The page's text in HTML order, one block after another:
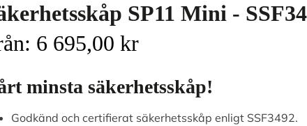
SP11 Mini -
6 695,00 kr
minsta säkerhetsskåp!
Godkänd och certifierat säkerhetsskåp enligt SSF3492.